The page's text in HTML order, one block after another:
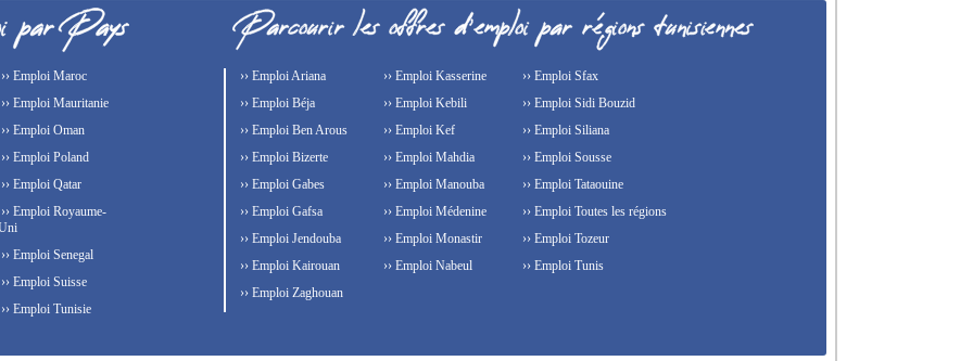
›› Emploi Maroc
›› Emploi Mauritanie
›› Emploi Oman
›› Emploi Poland
›› Emploi Qatar
›› Emploi Royaume-
›› Emploi Senegal
›› Emploi Suisse
›› Emploi Tunisie
›› Emploi Ariana
›› Emploi Béja
›› Emploi Ben Arous
›› Emploi Bizerte
›› Emploi Gabes
›› Emploi Gafsa
›› Emploi Jendouba
›› Emploi Kairouan
›› Emploi Kasserine
›› Emploi Kebili
›› Emploi Kef
›› Emploi Mahdia
›› Emploi Manouba
›› Emploi Médenine
›› Emploi Monastir
›› Emploi Nabeul
›› Emploi Sfax
›› Emploi Sidi Bouzid
›› Emploi Siliana
›› Emploi Sousse
›› Emploi Tataouine
›› Emploi Toutes les régions
›› Emploi Tozeur
›› Emploi Tunis
›› Emploi Zaghouan